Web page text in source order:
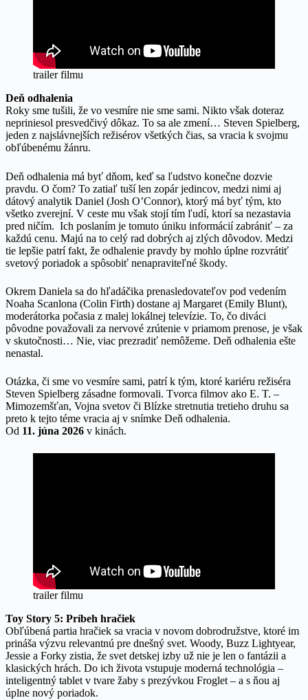
trailer filmu
Deň odhalenia
Roky sme tušili, že vo vesmíre nie sme sami. Nikto však doteraz
nepriniesol presvedčivý dôkaz. To sa ale zmení… Steven Spielberg,
jeden z najslávnejších režisérov všetkých čias, sa vracia k svojmu
obľúbenému žánru.
Deň odhalenia má byť dňom, keď sa ľudstvo konečne dozvie
pravdu. O čom? To zatiaľ tuší len zopár jedincov, medzi nimi aj
dátový analytik Daniel (Josh O’Connor), ktorý má byť tým, kto
všetko zverejní. V ceste mu však stojí tím ľudí, ktorí sa nezastavia
pred ničím. Ich poslaním je tomuto úniku informácií zabrániť – za
každú cenu. Majú na to celý rad dobrých aj zlých dôvodov. Medzi
tie lepšie patrí fakt, že odhalenie pravdy by mohlo úplne rozvrátiť
svetový poriadok a spôsobiť nenapraviteľné škody.
Okrem Daniela sa do hľadáčika prenasledovateľov pod vedením
Noaha Scanlona (Colin Firth) dostane aj Margaret (Emily Blunt),
moderátorka počasia z malej lokálnej televízie. To, čo diváci
pôvodne považovali za nervové zrútenie v priamom prenose, je však
v skutočnosti… Nie, viac prezradiť nemôžeme. Deň odhalenia ešte
nenastal.
Otázka, či sme vo vesmíre sami, patrí k tým, ktoré kariéru režiséra
Steven Spielberg zásadne formovali. Tvorca filmov ako E. T. –
Mimozemšťan, Vojna svetov či Blízke stretnutia tretieho druhu sa
preto k tejto téme vracia aj v snímke Deň odhalenia.
Od 11. júna 2026 v kinách.
trailer filmu
Toy Story 5: Príbeh hračiek
Obľúbená partia hračiek sa vracia v novom dobrodružstve, ktoré im
prináša výzvu relevantnú pre dnešný svet. Woody, Buzz Lightyear,
Jessie a Forky zistia, že svet detskej izby už nie je len o fantázii a
klasických hrách. Do ich života vstupuje moderná technológia –
inteligentný tablet v tvare žaby s prezývkou Froglet – a s ňou aj
úplne nový poriadok.